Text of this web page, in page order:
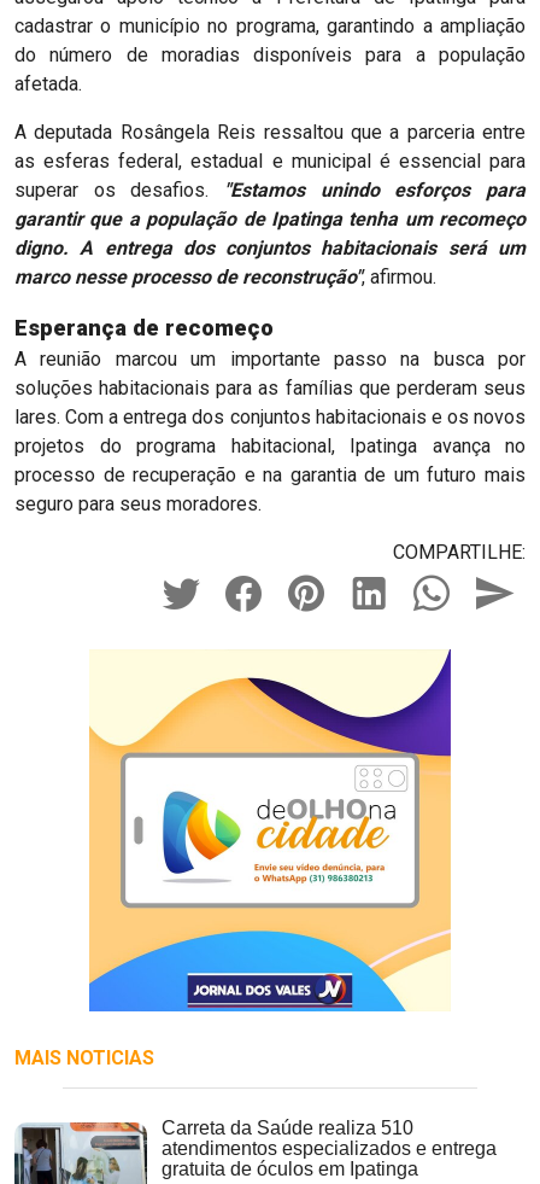
cadastrar o município no programa, garantindo a ampliação
do número de moradias disponíveis para a população
afetada.
A deputada Rosângela Reis ressaltou que a parceria entre
as esferas federal, estadual e municipal é essencial para
superar os desafios.
"Estamos unindo esforços para
garantir que a população de Ipatinga tenha um recomeço
digno. A entrega dos conjuntos habitacionais será um
marco nesse processo de reconstrução", afirmou.
Esperança de recomeço
A reunião marcou um importante passo na busca por
soluções habitacionais para as famílias que perderam seus
lares. Com a entrega dos conjuntos habitacionais e os novos
projetos do programa habitacional, Ipatinga avança no
processo de recuperação e na garantia de um futuro mais
seguro para seus moradores.
COMPARTILHE:
MAIS NOTICIAS
Carreta da Saúde realiza 510
atendimentos especializados e entrega
gratuita de óculos em Ipatinga